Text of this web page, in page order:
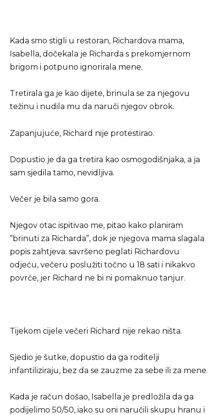
Kada smo stigli u restoran, Richardova mama,
Isabella, dočekala je Richarda s prekomjernom
brigom i potpuno ignorirala mene.
Tretirala ga je kao dijete, brinula se za njegovu
težinu i nudila mu da naruči njegov obrok.
Zapanjujuće, Richard nije protestirao.
Dopustio je da ga tretira kao osmogodišnjaka, a ja
sam sjedila tamo, nevidljiva.
Večer je bila samo gora.
Njegov otac ispitivao me, pitao kako planiram
“brinuti za Richarda”, dok je njegova mama slagala
popis zahtjeva: savršeno peglati Richardovu
odjeću, večeru poslužiti točno u 18 sati i nikakvo
povrće, jer Richard ne bi ni pomaknuo tanjur.
Tijekom cijele večeri Richard nije rekao ništa.
Sjedio je šutke, dopustio da ga roditelji
infantiliziraju, bez da se zauzme za sebe ili za mene.
Kada je račun došao, Isabella je predložila da ga
podijelimo 50/50, iako su oni naručili skupu hranu i